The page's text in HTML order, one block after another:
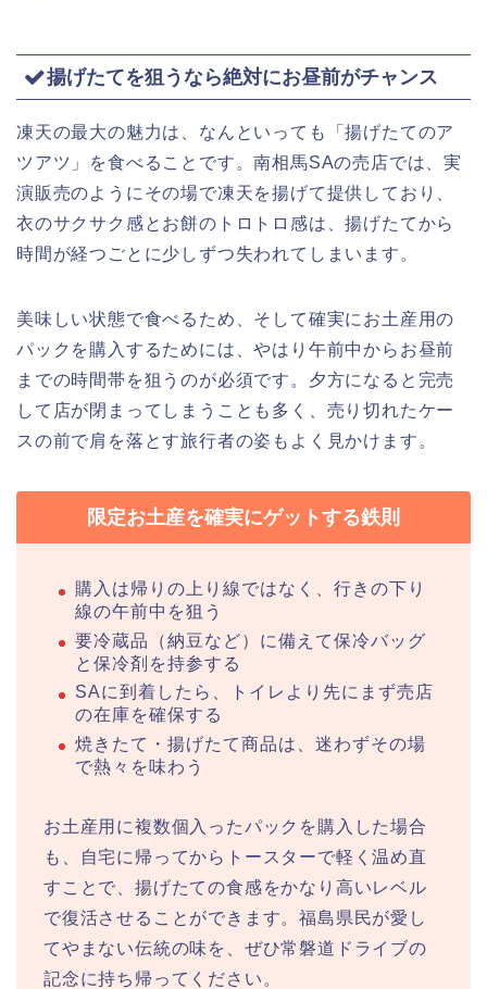
揚げたてを狙うなら絶対にお昼前がチャンス
凍天の最大の魅力は、なんといっても「揚げたてのア
ツアツ」を食べることです。南相馬SAの売店では、実
演販売のようにその場で凍天を揚げて提供しており、
衣のサクサク感とお餅のトロトロ感は、揚げたてから
時間が経つごとに少しずつ失われてしまいます。
美味しい状態で食べるため、そして確実にお土産用の
パックを購入するためには、やはり午前中からお昼前
までの時間帯を狙うのが必須です。夕方になると完売
して店が閉まってしまうことも多く、売り切れたケー
スの前で肩を落とす旅行者の姿もよく見かけます。
限定お土産を確実にゲットする鉄則
購入は帰りの上り線ではなく、行きの下り
線の午前中を狙う
要冷蔵品（納豆など）に備えて保冷バッグ
と保冷剤を持参する
SAに到着したら、トイレより先にまず売店
の在庫を確保する
焼きたて・揚げたて商品は、迷わずその場
で熱々を味わう
お土産用に複数個入ったパックを購入した場合
も、自宅に帰ってからトースターで軽く温め直
すことで、揚げたての食感をかなり高いレベル
で復活させることができます。福島県民が愛し
てやまない伝統の味を、ぜひ常磐道ドライブの
記念に持ち帰ってください。